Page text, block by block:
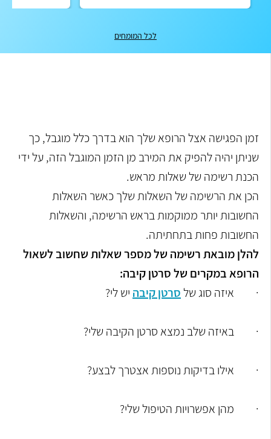
לכל המומחים
זמן הפגישה אצל הרופא שלך הוא בדרך כלל מוגבל, כך
שניתן יהיה להפיק את המירב מן הזמן המוגבל הזה, על ידי
הכנת רשימה של שאלות מראש.
הכן את הרשימה של השאלות שלך כאשר השאלות
החשובות יותר ממוקמות בראש הרשימה, והשאלות
החשובות פחות בתחתיתה.
להלן מובאת רשימה של מספר שאלות שחשוב לשאול
הרופא במקרים של סרטן קיבה:
·
איזה סוג של סרטן קיבה יש לי?
· באיזה שלב נמצא סרטן הקיבה שלי?
· אילו בדיקות נוספות אצטרך לבצע?
· מהן אפשרויות הטיפול שלי?